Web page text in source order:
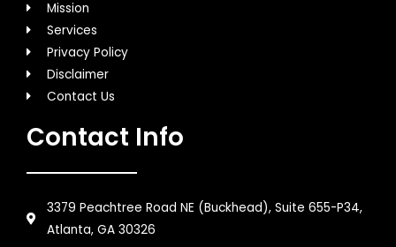
Mission
Services
Privacy Policy
Disclaimer
Contact Us
Contact Info
3379 Peachtree Road NE (Buckhead), Suite 655-P34,
Atlanta, GA 30326